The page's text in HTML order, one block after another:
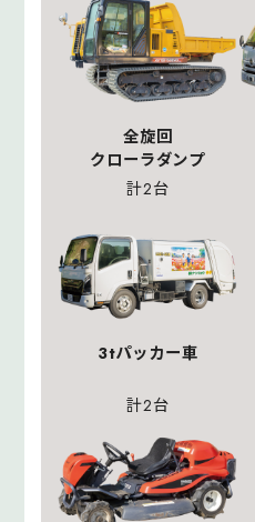
全旋回
クローラダンプ
計2台
3tパッカー車
計2台